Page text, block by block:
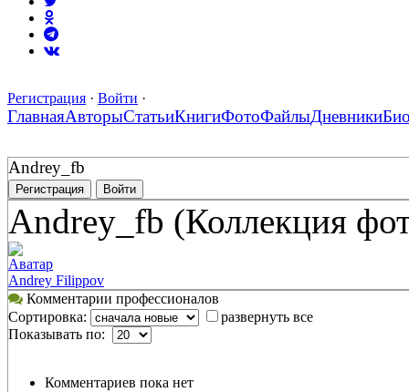
Регистрация · Войти ·
ГлавнаяАвторыСтатьиКнигиФотоФайлыДневники
Andrey_fb
Регистрация Войти
Andrey_fb (Коллекция
Аватар
Andrey Filippov
Комментарии профессионалов
Сортировка:
развернуть все
Показывать по:
Комментариев пока нет